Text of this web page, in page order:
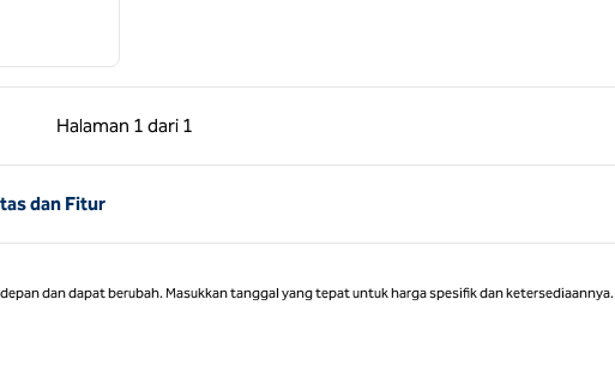
Halaman 1 dari 1
Halaman Sebelumnya, 1 dari 1
Halaman 1 dari 1
dan Fitur
dan dapat berubah. Masukkan tanggal yang tepat untuk harga spesifik dan ketersediaannya.